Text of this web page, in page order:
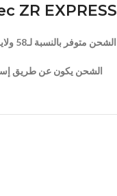
ZR EXPRESS
الشحن متوفر بالنسبة لـ58 ولاية جزائرية مع شركة زاد إكسبريس للشحن السريع
الشحن يكون عن طريق